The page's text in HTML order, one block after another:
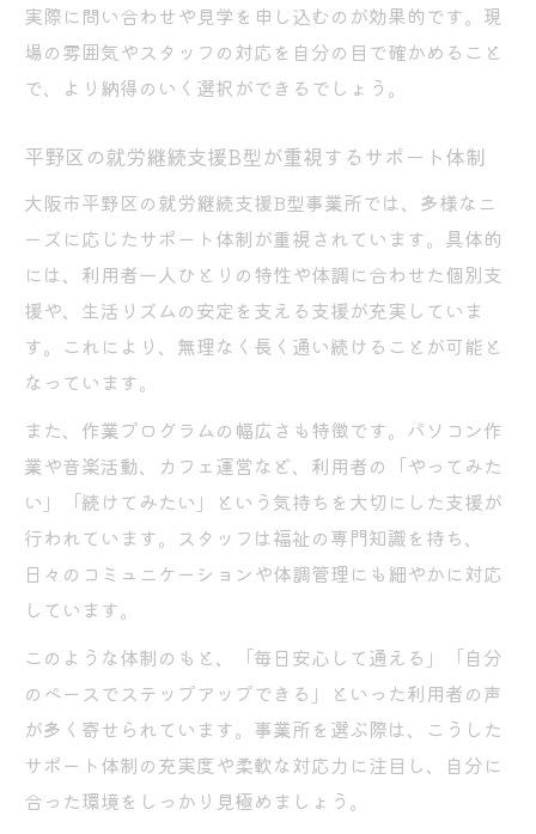
実際に問い合わせや見学を申し込むのが効果的です。現
場の雰囲気やスタッフの対応を自分の目で確かめること
で、より納得のいく選択ができるでしょう。
平野区の就労継続支援B型が重視するサポート体制
大阪市平野区の就労継続支援B型事業所では、多様なニ
ーズに応じたサポート体制が重視されています。具体的
には、利用者一人ひとりの特性や体調に合わせた個別支
援や、生活リズムの安定を支える支援が充実していま
す。これにより、無理なく長く通い続けることが可能と
なっています。
また、作業プログラムの幅広さも特徴です。パソコン作
業や音楽活動、カフェ運営など、利用者の「やってみた
い」「続けてみたい」という気持ちを大切にした支援が
行われています。スタッフは福祉の専門知識を持ち、
日々のコミュニケーションや体調管理にも細やかに対応
しています。
このような体制のもと、「毎日安心して通える」「自分
のペースでステップアップできる」といった利用者の声
が多く寄せられています。事業所を選ぶ際は、こうした
サポート体制の充実度や柔軟な対応力に注目し、自分に
合った環境をしっかり見極めましょう。